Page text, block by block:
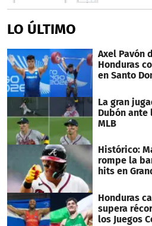
LO ÚLTIMO
Axel Pavón
Honduras
en Santo
La gran
Dubón ante
MLB
Histórico:
rompe la
hits en
Honduras
supera
los Juegos